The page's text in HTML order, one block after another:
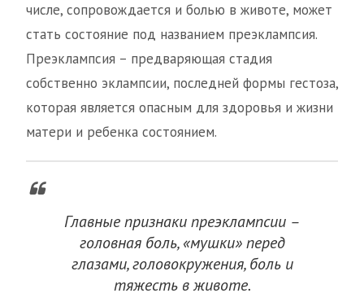
числе, сопровождается и болью в животе, может
стать состояние под названием преэклампсия.
Преэклампсия – предваряющая стадия
собственно эклампсии, последней формы гестоза,
которая является опасным для здоровья и жизни
матери и ребенка состоянием.
Главные признаки преэклампсии –
головная боль, «мушки» перед
глазами, головокружения, боль и
тяжесть в животе.